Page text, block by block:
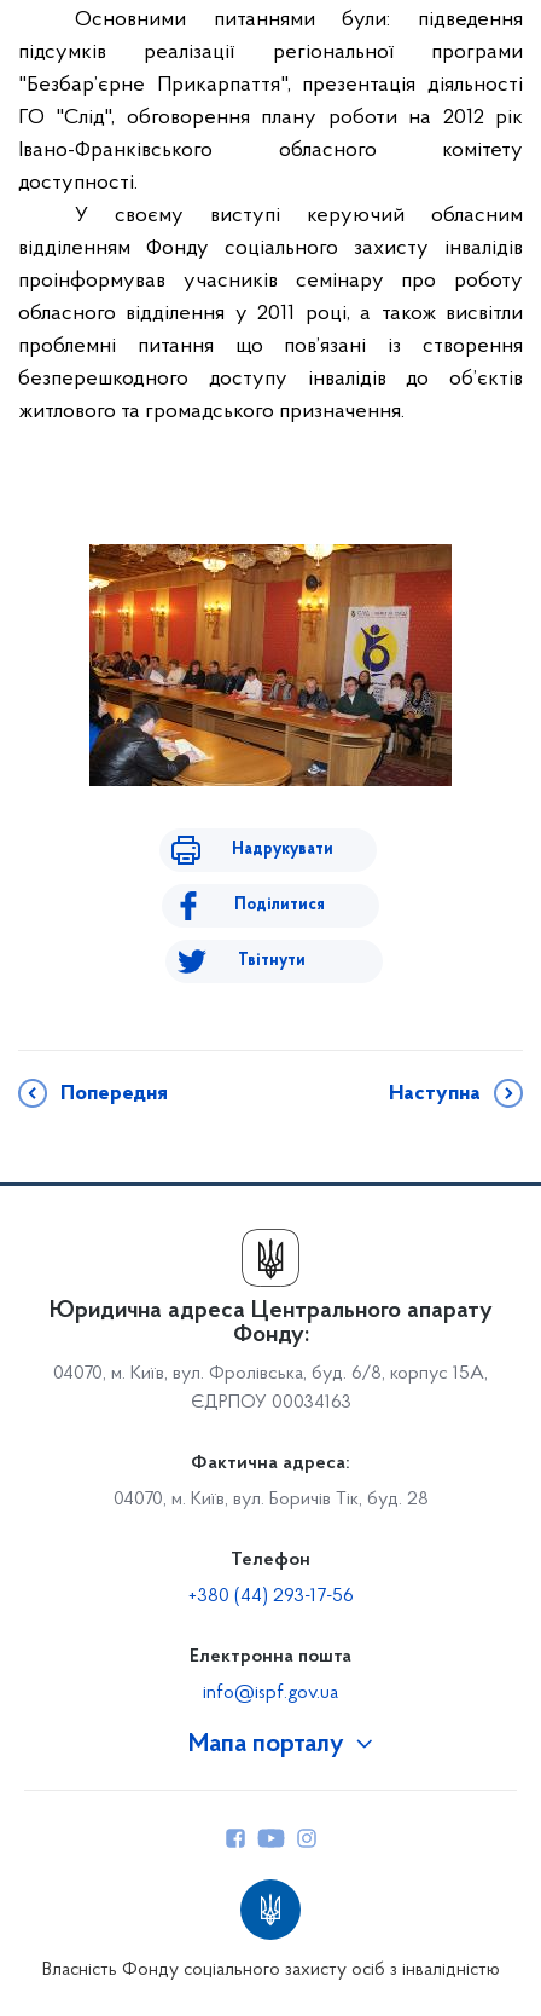
Основними питаннями були: підведення
підсумків реалізації регіональної програми
"Безбар’єрне Прикарпаття", презентація діяльності
ГО "Слід", обговорення плану роботи на 2012 рік
Івано-Франківського обласного комітету
доступності.
У своєму виступі керуючий обласним
відділенням Фонду соціального захисту інвалідів
проінформував учасників семінару про роботу
обласного відділення у 2011 році, а також висвітли
проблемні питання що пов’язані із створення
безперешкодного доступу інвалідів до об’єктів
житлового та громадського призначення.
Надрукувати
Поділитися
Твітнути
Попередня Наступна
Мапа порталу
Юридична адреса Центрального апарату
Фонду:
04070, м. Київ, вул. Фролівська, буд. 6/8, корпус 15А,
ЄДРПОУ 00034163
Фактична адреса:
04070, м. Київ, вул. Боричів Тік, буд. 28
Телефон
+380 (44) 293-17-56
Електронна пошта
info@ispf.gov.ua
Власність Фонду соціального захисту осіб з інвалідністю